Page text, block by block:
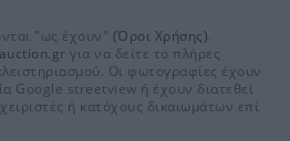
"ως έχουν" (Όροι Χρήσης).
για να δείτε το πλήρες
Οι φωτογραφίες έχουν
Google streetview ή έχουν διατεθεί
ή κατόχους δικαιωμάτων επί